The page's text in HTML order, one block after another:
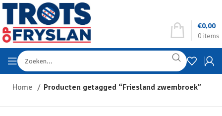
0 items
€0,00
Home Producten getagged “Friesland zwembroek”